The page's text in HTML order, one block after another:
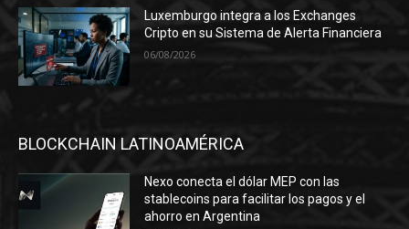
Luxemburgo integra a los Exchanges
Cripto en su Sistema de Alerta Financiera
06/08/2026
BLOCKCHAIN LATINOAMÉRICA
Nexo conecta el dólar MEP con las
stablecoins para facilitar los pagos y el
ahorro en Argentina